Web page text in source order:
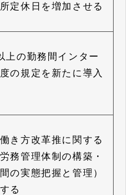
定休日を増加させる
上の勤務間インター
の規定を新たに導入
き方改革推に関する
務管理体制の構築・
の実態把握と管理）
る